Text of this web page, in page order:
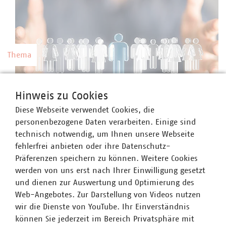
Thema
Kommunale Unternehmen arbeiten hoch
professionell, sind innovativ, zahlen nach Tarif
und bieten gute Weiterbildungsmöglichkeiten
sowie berufliche Perspektiven.
Thema
Hinweis zu Cookies
Diese Webseite verwendet Cookies, die
personenbezogene Daten verarbeiten. Einige sind
technisch notwendig, um Ihnen unsere Webseite
fehlerfrei anbieten oder ihre Datenschutz-
Präferenzen speichern zu können. Weitere Cookies
werden von uns erst nach Ihrer Einwilligung gesetzt
und dienen zur Auswertung und Optimierung des
Web-Angebotes. Zur Darstellung von Videos nutzen
wir die Dienste von YouTube. Ihr Einverständnis
können Sie jederzeit im Bereich Privatsphäre mit